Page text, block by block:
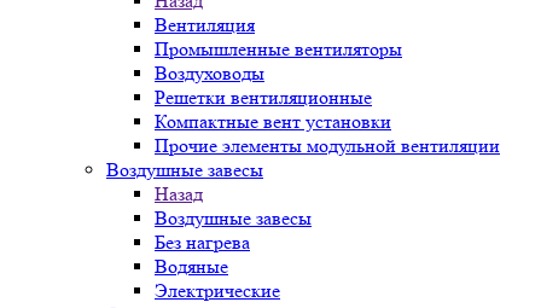
Вентиляция
Промышленные вентиляторы
Воздуховоды
Решетки вентиляционные
Компактные вент установки
Прочие элементы модульной вентиляции
Воздушные завесы
Назад
Воздушные завесы
Без нагрева
Водяные
Электрические